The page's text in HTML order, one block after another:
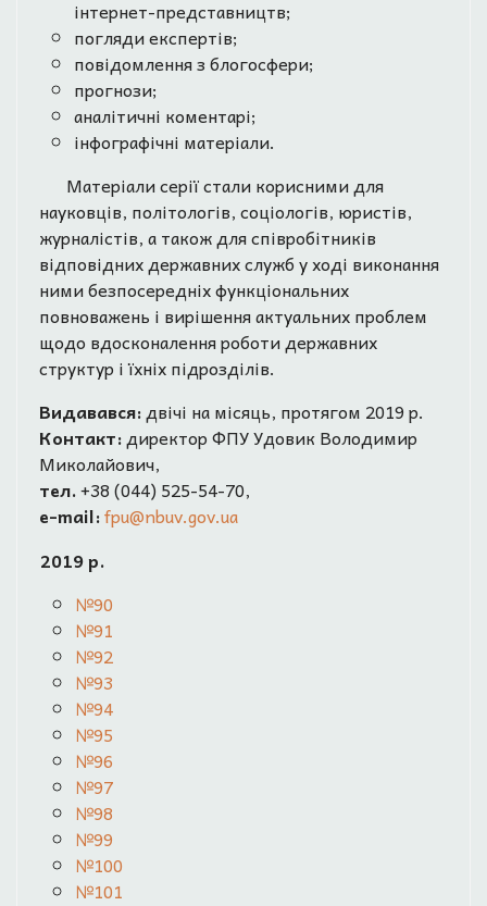
інтернет-представництв;
погляди експертів;
повідомлення з блогосфери;
прогнози;
аналітичні коментарі;
інфографічні матеріали.
Матеріали серії стали корисними для
науковців, політологів, соціологів, юристів,
журналістів, а також для співробітників
відповідних державних служб у ході виконання
ними безпосередніх функціональних
повноважень і вирішення актуальних проблем
щодо вдосконалення роботи державних
структур і їхніх підрозділів.
Видавався:двічі на місяць, протягом 2019 р.
Контакт:директор ФПУ Удовик Володимир
Миколайович,
тел.+38 (044) 525-54-70,
e-mail:fpu@nbuv.gov.ua
2019 р.
№90
№91
№92
№93
№94
№95
№96
№97
№98
№99
№100
№101